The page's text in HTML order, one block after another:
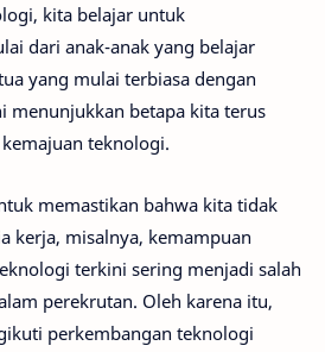
kita belajar untuk
dari anak-anak yang belajar
yang mulai terbiasa dengan
menunjukkan betapa kita terus
teknologi.
memastikan bahwa kita tidak
kerja, misalnya, kemampuan
terkini sering menjadi salah
perekrutan. Oleh karena itu,
perkembangan teknologi